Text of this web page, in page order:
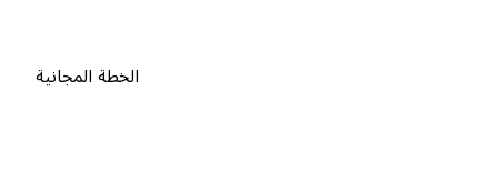
الخطة المجانية